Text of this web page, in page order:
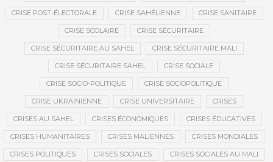
CRISE POST-ÉLECTORALE CRISE SAHÉLIENNE CRISE SANITAIRE
CRISE SCOLAIRE CRISE SÉCURITAIRE
CRISE SÉCURITAIRE AU SAHEL CRISE SÉCURITAIRE MALI
CRISE SÉCURITAIRE SAHEL CRISE SOCIALE
CRISE SOCIO-POLITIQUE CRISE SOCIOPOLITIQUE
CRISE UKRAINIENNE CRISE UNIVERSITAIRE CRISES
CRISES AU SAHEL CRISES ÉCONOMIQUES CRISES ÉDUCATIVES
CRISES HUMANITAIRES CRISES MALIENNES CRISES MONDIALES
CRISES POLITIQUES CRISES SOCIALES CRISES SOCIALES AU MALI